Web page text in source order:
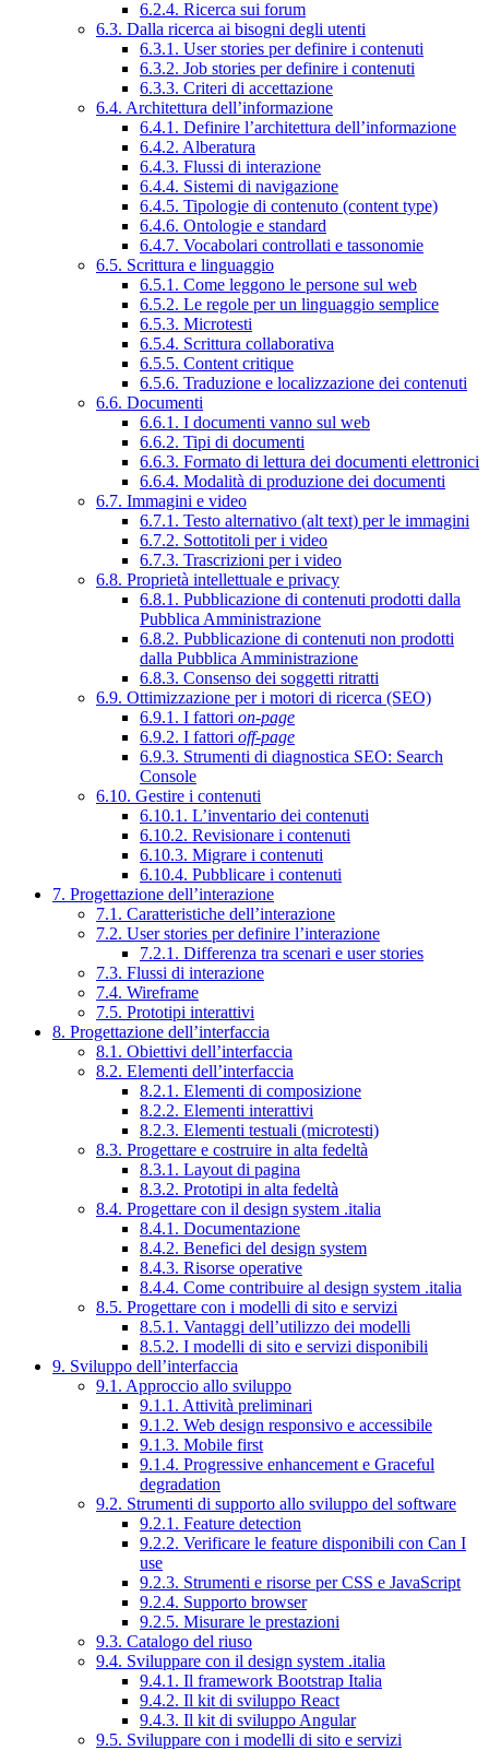
6.2.4. Ricerca sui forum
6.3. Dalla ricerca ai bisogni degli utenti
6.3.1. User stories per definire i contenuti
6.3.2. Job stories per definire i contenuti
6.3.3. Criteri di accettazione
6.4. Architettura dell’informazione
6.4.1. Definire l’architettura dell’informazione
6.4.2. Alberatura
6.4.3. Flussi di interazione
6.4.4. Sistemi di navigazione
6.4.5. Tipologie di contenuto (content type)
6.4.6. Ontologie e standard
6.4.7. Vocabolari controllati e tassonomie
6.5. Scrittura e linguaggio
6.5.1. Come leggono le persone sul web
6.5.2. Le regole per un linguaggio semplice
6.5.3. Microtesti
6.5.4. Scrittura collaborativa
6.5.5. Content critique
6.5.6. Traduzione e localizzazione dei contenuti
6.6. Documenti
6.6.1. I documenti vanno sul web
6.6.2. Tipi di documenti
6.6.3. Formato di lettura dei documenti elettronici
6.6.4. Modalità di produzione dei documenti
6.7. Immagini e video
6.7.1. Testo alternativo (alt text) per le immagini
6.7.2. Sottotitoli per i video
6.7.3. Trascrizioni per i video
6.8. Proprietà intellettuale e privacy
6.8.1. Pubblicazione di contenuti prodotti dalla
Pubblica Amministrazione
6.8.2. Pubblicazione di contenuti non prodotti
dalla Pubblica Amministrazione
6.8.3. Consenso dei soggetti ritratti
6.9. Ottimizzazione per i motori di ricerca (SEO)
6.9.1. I fattori on-page
6.9.2. I fattori off-page
6.9.3. Strumenti di diagnostica SEO: Search
Console
6.10. Gestire i contenuti
6.10.1. L’inventario dei contenuti
6.10.2. Revisionare i contenuti
6.10.3. Migrare i contenuti
6.10.4. Pubblicare i contenuti
7. Progettazione dell’interazione
7.1. Caratteristiche dell’interazione
7.2. User stories per definire l’interazione
7.2.1. Differenza tra scenari e user stories
7.3. Flussi di interazione
7.4. Wireframe
7.5. Prototipi interattivi
8. Progettazione dell’interfaccia
8.1. Obiettivi dell’interfaccia
8.2. Elementi dell’interfaccia
8.2.1. Elementi di composizione
8.2.2. Elementi interattivi
8.2.3. Elementi testuali (microtesti)
8.3. Progettare e costruire in alta fedeltà
8.3.1. Layout di pagina
8.3.2. Prototipi in alta fedeltà
8.4. Progettare con il design system .italia
8.4.1. Documentazione
8.4.2. Benefici del design system
8.4.3. Risorse operative
8.4.4. Come contribuire al design system .italia
8.5. Progettare con i modelli di sito e servizi
8.5.1. Vantaggi dell’utilizzo dei modelli
8.5.2. I modelli di sito e servizi disponibili
9. Sviluppo dell’interfaccia
9.1. Approccio allo sviluppo
9.1.1. Attività preliminari
9.1.2. Web design responsivo e accessibile
9.1.3. Mobile first
9.1.4. Progressive enhancement e Graceful
degradation
9.2. Strumenti di supporto allo sviluppo del software
9.2.1. Feature detection
9.2.2. Verificare le feature disponibili con Can I
use
9.2.3. Strumenti e risorse per CSS e JavaScript
9.2.4. Supporto browser
9.2.5. Misurare le prestazioni
9.3. Catalogo del riuso
9.4. Sviluppare con il design system .italia
9.4.1. Il framework Bootstrap Italia
9.4.2. Il kit di sviluppo React
9.4.3. Il kit di sviluppo Angular
9.5. Sviluppare con i modelli di sito e servizi